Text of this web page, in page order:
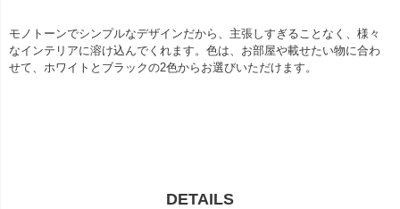
モノトーンでシンプルなデザインだから、主張しすぎることなく、様々
なインテリアに溶け込んでくれます。色は、お部屋や載せたい物に合わ
せて、ホワイトとブラックの2色からお選びいただけます。
DETAILS